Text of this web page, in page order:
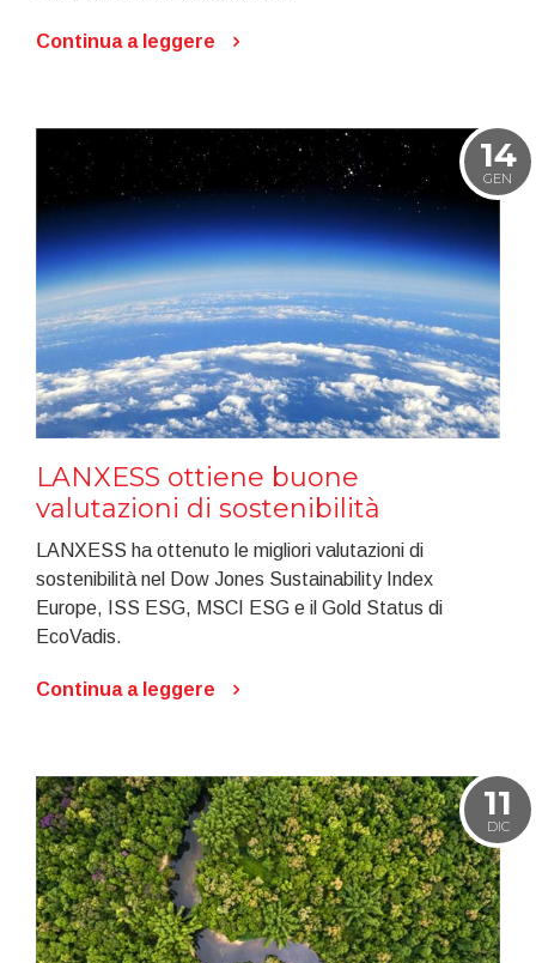
Continua a leggere
14
GEN
LANXESS ottiene buone
valutazioni di sostenibilità
LANXESS ha ottenuto le migliori valutazioni di
sostenibilità nel Dow Jones Sustainability Index
Europe, ISS ESG, MSCI ESG e il Gold Status di
EcoVadis.
Continua a leggere
11
DIC